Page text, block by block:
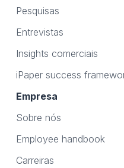
Pesquisas
Entrevistas
Insights comerciais
iPaper success
Empresa
Sobre nós
Employee handbook
Carreiras